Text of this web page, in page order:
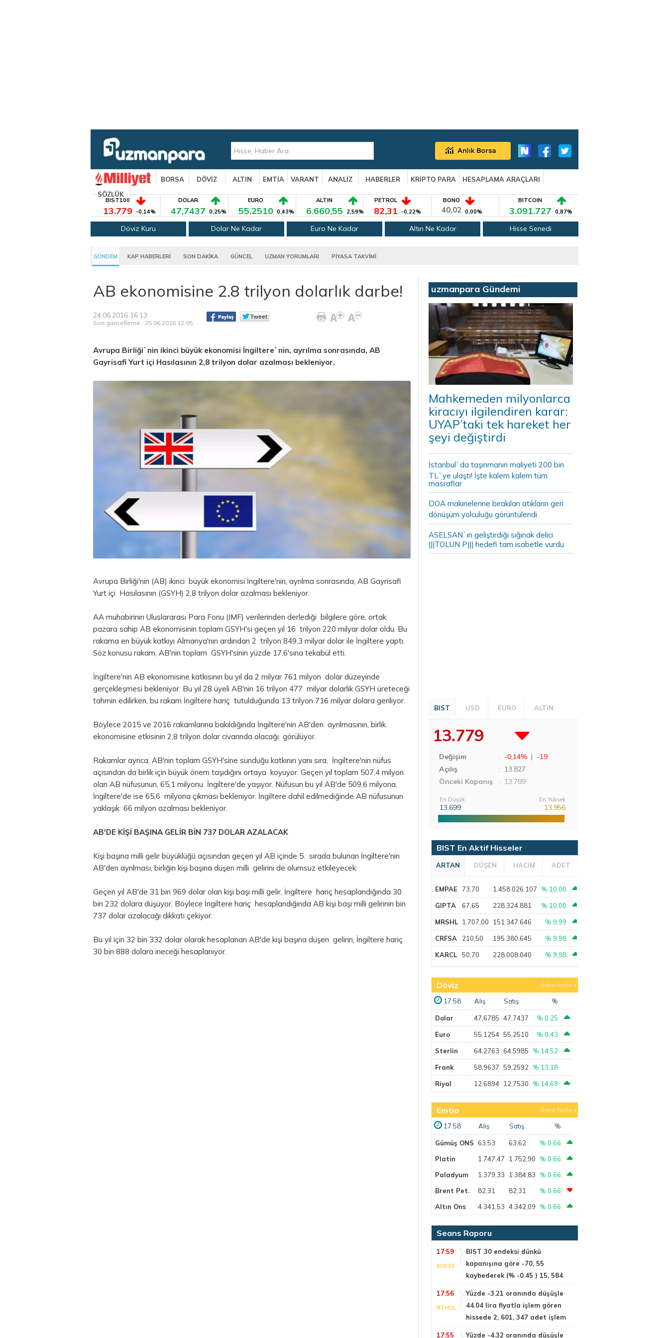
BORSA DÖVİZ ALTIN EMTİA VARANT ANALİZ HABERLER KRİPTO PARA
HESAPLAMA ARAÇLARI
SÖZLÜK
BIST100
13.779 -0,14%
DOLAR
47,7437 0,25%
EURO
55,2510 0,43%
ALTIN
6.660,55 2,59%
PETROL
82,31 -0,22%
BONO
40,02 0,00%
BITCOIN
3.091.727 0,87%
Döviz Kuru Dolar Ne Kadar Euro Ne Kadar Altın Ne Kadar Hisse Senedi
GÜNDEM KAP HABERLERİ SON DAKİKA GÜNCEL UZMAN YORUMLARI PİYASA TAKVİMİ
AB ekonomisine 2.8 trilyon dolarlık darbe!
24.06.2016 16:13
Son güncelleme : 25.06.2016 12:05
Avrupa Birliği`nin ikinci büyük ekonomisi İngiltere`nin, ayrılma sonrasında, AB
Gayrisafi Yurt içi Hasılasının 2,8 trilyon dolar azalması bekleniyor.
Avrupa Birliği'nin (AB) ikinci büyük ekonomisi İngiltere'nin, ayrılma sonrasında, AB Gayrisafi
Yurt içi Hasılasının (GSYH) 2,8 trilyon dolar azalması bekleniyor.
AA muhabirinin Uluslararası Para Fonu (IMF) verilerinden derlediği bilgilere göre, ortak
pazara sahip AB ekonomisinin toplam GSYH'si geçen yıl 16 trilyon 220 milyar dolar oldu. Bu
rakama en büyük katkıyı Almanya'nın ardından 2 trilyon 849,3 milyar dolar ile İngiltere yaptı.
Söz konusu rakam, AB'nin toplam GSYH'sinin yüzde 17,6'sına tekabül etti.
İngiltere'nin AB ekonomisine katkısının bu yıl da 2 milyar 761 milyon dolar düzeyinde
gerçekleşmesi bekleniyor. Bu yıl 28 üyeli AB'nin 16 trilyon 477 milyar dolarlık GSYH üreteceği
tahmin edilirken, bu rakam İngiltere hariç tutulduğunda 13 trilyon 716 milyar dolara geriliyor.
Böylece 2015 ve 2016 rakamlarına bakıldığında İngiltere'nin AB'den ayrılmasının, birlik
ekonomisine etkisinin 2,8 trilyon dolar civarında olacağı görülüyor.
Rakamlar ayrıca, AB'nin toplam GSYH'sine sunduğu katkının yanı sıra, İngiltere'nin nüfus
açısından da birlik için büyük önem taşıdığını ortaya koyuyor. Geçen yıl toplam 507,4 milyon
olan AB nüfusunun, 65,1 milyonu İngiltere'de yaşıyor. Nüfusun bu yıl AB'de 509,6 milyona,
İngiltere'de ise 65,6 milyona çıkması bekleniyor. İngiltere dahil edilmediğinde AB nüfusunun
yaklaşık 66 milyon azalması bekleniyor.
AB'DE KİŞİ BAŞINA GELİR BİN 737 DOLAR AZALACAK
Kişi başına milli gelir büyüklüğü açısından geçen yıl AB içinde 5. sırada bulunan İngiltere'nin
AB'den ayrılması, birliğin kişi başına düşen milli gelirini de olumsuz etkileyecek.
Geçen yıl AB'de 31 bin 969 dolar olan kişi başı milli gelir, İngiltere hariç hesaplandığında 30
bin 232 dolara düşüyor. Böylece İngiltere hariç hesaplandığında AB kişi başı milli gelirinin bin
737 dolar azalacağı dikkati çekiyor.
Bu yıl için 32 bin 332 dolar olarak hesaplanan AB'de kişi başına düşen gelirin, İngiltere hariç
30 bin 888 dolara ineceği hesaplanıyor.
uzmanpara Gündemi
Mahkemeden milyonlarca
kiracıyı ilgilendiren karar:
UYAP’taki tek hareket her
şeyi değiştirdi
İstanbul`da taşınmanın maliyeti 200 bin
TL`ye ulaştı! İşte kalem kalem tüm
masraflar
DOA makinelerine bırakılan atıkların geri
dönüşüm yolculuğu görüntülendi
ASELSAN`ın geliştirdiği sığınak delici
|||TOLUN P||| hedefi tam isabetle vurdu
BIST USD EURO ALTIN
13.779
Değişim : -0,14% | -19
Açılış
: 13.827
Önceki Kapanış
: 13.799
En Düşük
13.699
En Yüksek
13.956
BIST En Aktif Hisseler
ARTAN DÜŞEN HACİM ADET
EMPAE 73,70 1.458.026.107 % 10,00
GIPTA 67,65 228.324.881 % 10,00
MRSHL 1.707,00 151.347.646 % 9,99
CRFSA 210,50 195.380.645 % 9,98
KARCL 50,70 228.008.040 % 9,98
Döviz daha fazla
17:58 Alış Satış %
Dolar 47,6785 47,7437 % 0,25
Euro 55,1254 55,2510 % 0,43
Sterlin 64,2763 64,5985 % 14,52
Frank 58,9637 59,2592 % 13,18
Riyal 12,6894 12,7530 % 14,69
Emtia daha fazla
17:58 Alış Satış %
Gümüş ONS 63,53 63,62
% 0,66
Platin
1.747,47 1.752,90
% 0,66
Paladyum
1.379,33 1.384,83
% 0,66
Brent Pet.
82,31 82,31
% 0,66
Altın Ons
4.341,53 4.342,09 % 0,66
Seans Raporu
17:59
XU030
BIST 30 endeksi dünkü
kapanışına göre -70, 55
kaybederek (% -0.45 ) 15, 584
17:56
NTHOL
Yüzde -3.21 oranında düşüşle
44.04 lira fiyatla işlem gören
hissede 2, 601, 347 adet işlem
17:55
Yüzde -4.32 oranında düşüşle